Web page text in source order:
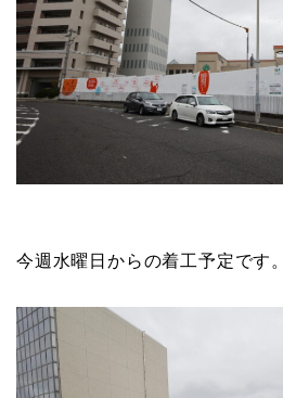
今週水曜日からの着工予定です。